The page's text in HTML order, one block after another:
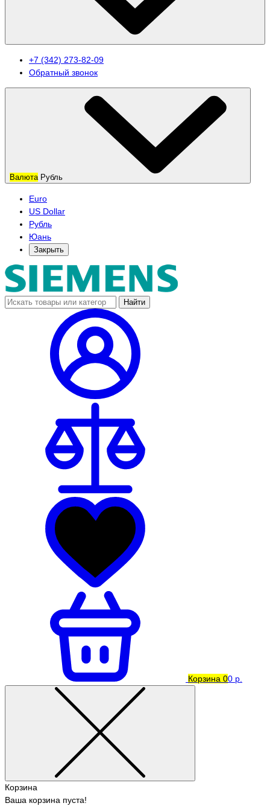
+7 (342) 273-82-09
Обратный звонок
Валюта Рубль
Euro
US Dollar
Рубль
Юань
Закрыть
Найти
Корзина 00 р.
Корзина
Ваша корзина пуста!